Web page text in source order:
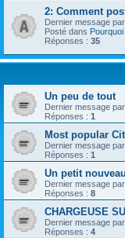
2: Comment
Dernier message par
Posté dans
Réponses : 35
Un peu de tout
Dernier message par
Réponses : 1
Most popular
Dernier message par
Réponses : 1
Un petit
Dernier message par
Réponses : 8
CHARGEUSE
Dernier message par
Réponses : 4